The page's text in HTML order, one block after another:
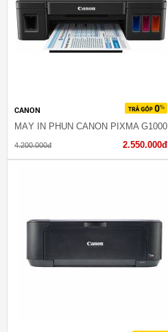
CANON
MÁY IN PHUN CANON PIXMA G1000
4.200.000đ 2.550.000đ